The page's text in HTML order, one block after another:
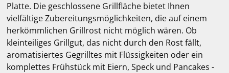
Platte. Die geschlossene Grillfläche bietet Ihnen
vielfältige Zubereitungsmöglichkeiten, die auf einem
herkömmlichen Grillrost nicht möglich wären. Ob
kleinteiliges Grillgut, das nicht durch den Rost fällt,
aromatisiertes Gegrilltes mit Flüssigkeiten oder ein
komplettes Frühstück mit Eiern, Speck und Pancakes -